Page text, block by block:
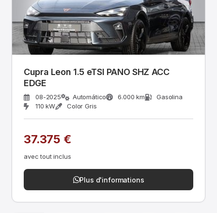
Cupra Leon 1.5 eTSI PANO SHZ ACC
EDGE
08-2025 Automático 6.000 km
Gasolina
110 kW
Color Gris
37.375 €
avec tout inclus
Plus d'informations